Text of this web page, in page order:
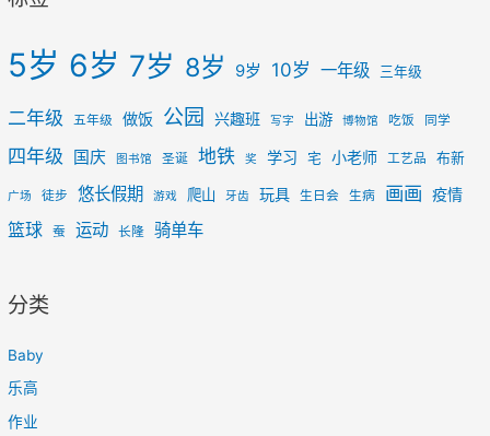
5岁 6岁 7岁 8岁 9岁 10岁 一年级 三年级
二年级 五年级 做饭 公园 兴趣班 写字 出游 博物馆 吃饭 同学
四年级 国庆 图书馆 圣诞 地铁 奖 学习 宅 小老师 工艺品 布新
广场 徒步 悠长假期 游戏 爬山 牙齿 玩具 生日会 生病 画画 疫情
篮球 蚕 运动 长隆 骑单车
分类
Baby
乐高
作业